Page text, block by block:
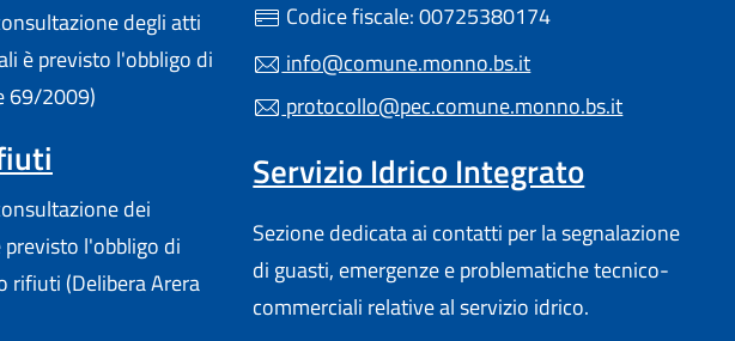
degli atti
è previsto l'obbligo di
69/2009)
dei
l'obbligo di
rifiuti (Delibera Arera
Codice fiscale: 00725380174
info@comune.monno.bs.it
protocollo@pec.comune.monno.bs.it
Servizio Idrico Integrato
Sezione dedicata ai contatti per la segnalazione
di guasti, emergenze e problematiche tecnico-
commerciali relative al servizio idrico.